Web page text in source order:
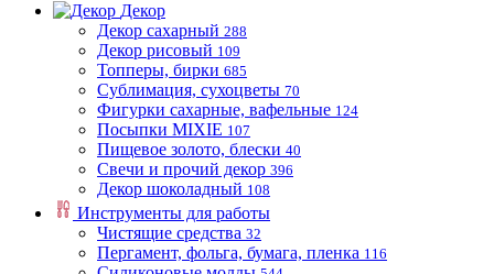
Декор
Декор сахарный 288
Декор рисовый 109
Топперы, бирки 685
Сублимация, сухоцветы 70
Фигурки сахарные, вафельные 124
Посыпки MIXIE 107
Пищевое золото, блески 40
Свечи и прочий декор 396
Декор шоколадный 108
Инструменты для работы
Чистящие средства 32
Пергамент, фольга, бумага, пленка 116